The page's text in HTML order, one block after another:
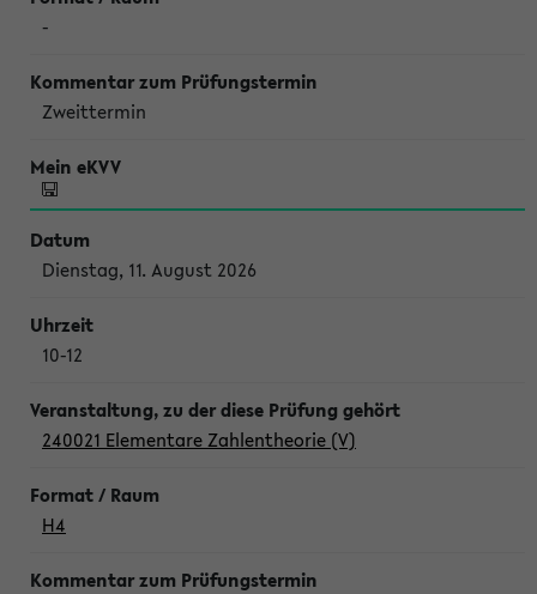
-
Zweittermin
Dienstag, 11. August 2026
10-12
240021 Elementare Zahlentheorie (V)
H4